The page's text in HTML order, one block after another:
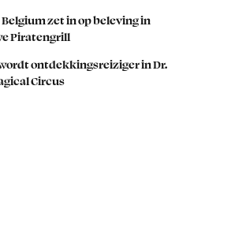
zet in op beleving in
Piratengrill
ontdekkingsreiziger in Dr.
Circus